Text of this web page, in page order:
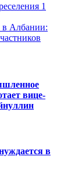
1
в Албании:
вице-
в